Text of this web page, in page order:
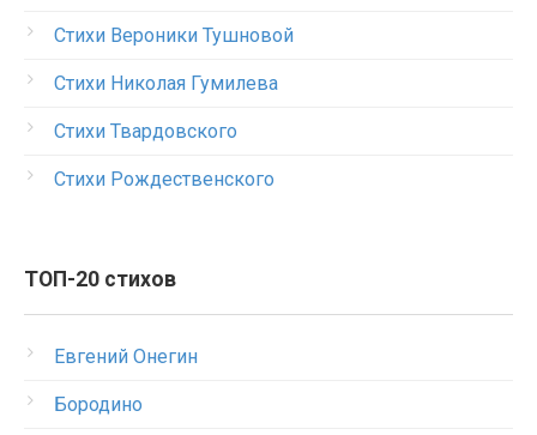
Стихи Вероники Тушновой
Стихи Николая Гумилева
Стихи Твардовского
Стихи Рождественского
ТОП-20 стихов
Евгений Онегин
Бородино